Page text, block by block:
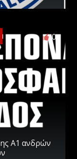
0
Α1 ανδρών